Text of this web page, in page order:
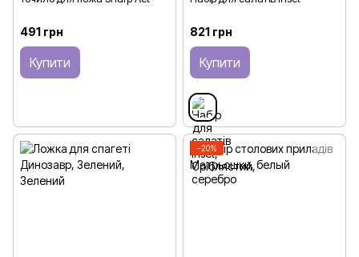
491 грн
Купити
821 грн
Купити
−20%